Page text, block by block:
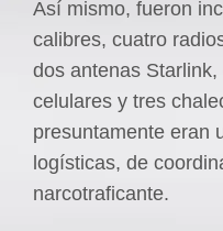
Así mismo, fueron
calibres, cuatro
dos antenas
celulares y tres
presuntamente eran
logísticas, de
narcotraficante.